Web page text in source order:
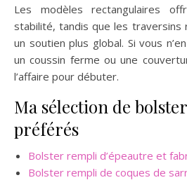
Les modèles rectangulaires
stabilité, tandis que les traversins
un soutien plus global. Si vous
un coussin ferme ou une
l’affaire pour débuter.
Ma sélection de
préférés
Bolster rempli d’épeautre et
Bolster rempli de coques de